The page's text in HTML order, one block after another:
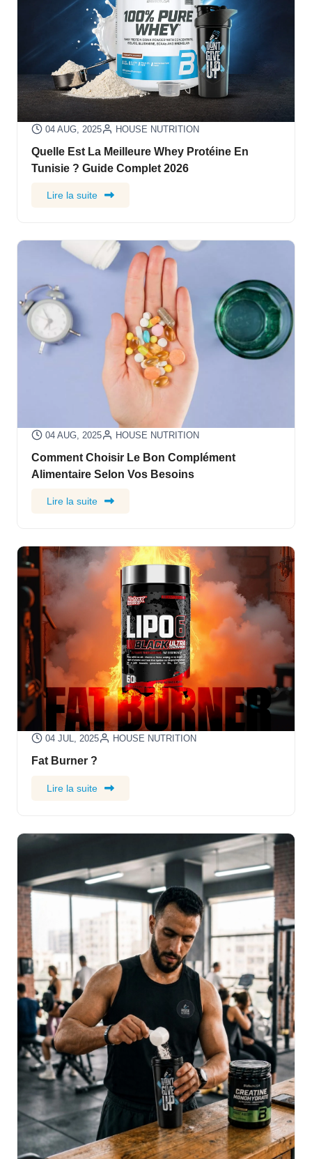
04 AUG, 2025 HOUSE NUTRITION
Quelle Est La Meilleure Whey Protéine En
Tunisie ? Guide Complet 2026
Lire la suite
04 AUG, 2025 HOUSE NUTRITION
Comment Choisir Le Bon Complément
Alimentaire Selon Vos Besoins
Lire la suite
04 JUL, 2025 HOUSE NUTRITION
Fat Burner ?
Lire la suite